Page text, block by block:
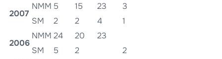
2007
NMM 5 15 23
3
SM
2 2 4 1
2006
NMM 24 20
23
SM
5 2
2